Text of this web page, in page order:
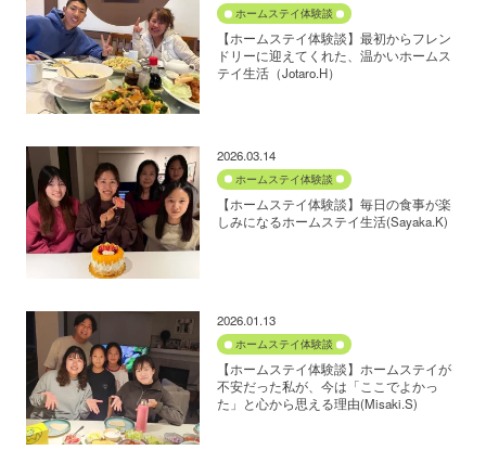
ホームステイ体験談
【ホームステイ体験談】最初からフレン
ドリーに迎えてくれた、温かいホームス
テイ生活（Jotaro.H）
2026.03.14
ホームステイ体験談
【ホームステイ体験談】毎日の食事が楽
しみになるホームステイ生活(Sayaka.K)
2026.01.13
ホームステイ体験談
【ホームステイ体験談】ホームステイが
不安だった私が、今は「ここでよかっ
た」と心から思える理由(Misaki.S)